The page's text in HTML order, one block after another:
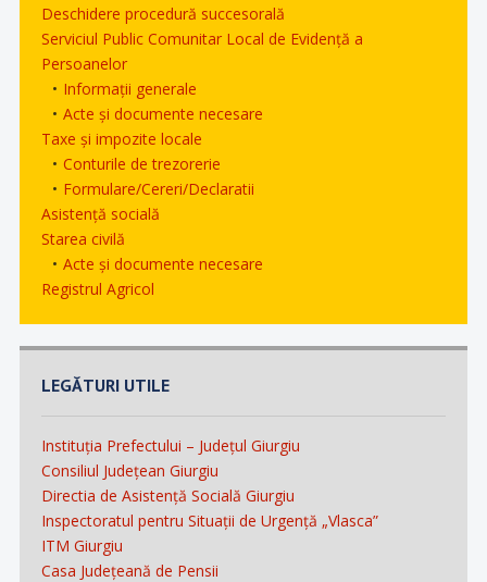
Deschidere procedură succesorală
Serviciul Public Comunitar Local de Evidență a
Persoanelor
Informații generale
Acte și documente necesare
Taxe și impozite locale
Conturile de trezorerie
Formulare/Cereri/Declaratii
Asistență socială
Starea civilă
Acte și documente necesare
Registrul Agricol
LEGĂTURI UTILE
Instituția Prefectului – Județul Giurgiu
Consiliul Județean Giurgiu
Directia de Asistență Socială Giurgiu
Inspectoratul pentru Situații de Urgență „Vlasca”
ITM Giurgiu
Casa Județeană de Pensii